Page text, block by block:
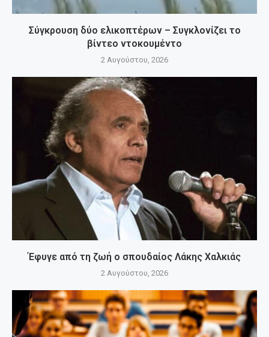
Σύγκρουση δύο ελικοπτέρων – Συγκλονίζει το
βίντεο ντοκουμέντο
2 Αυγούστου, 2026
Έφυγε από τη ζωή ο σπουδαίος Λάκης Χαλκιάς
2 Αυγούστου, 2026